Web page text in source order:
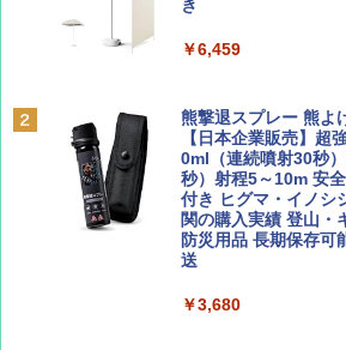
￥1,500
誌] (ＤＩＳＮＥＹ
￥713
山と溪谷 2026年8月
球の歩き方A ヨーロ
￥2,479
D40 地球の歩き方 チ
力的な町 2026～
￥2,079
ッシュ 簡単設置 ワン
PYKES PEAK (パイ
ト プライバシー テン
人用 折りたたみ 防
ーチ ピクニック ポッ
易 トイレテント (グ
￥4,980
き
￥6,459
熊撃退スプレー 熊よ
【日本企業販売】超
0ml（連続噴射30秒
秒）射程5～10m 安
付き ヒグマ・イノシ
関の購入実績 登山・
防災用品 長期保存可
送
￥3,680